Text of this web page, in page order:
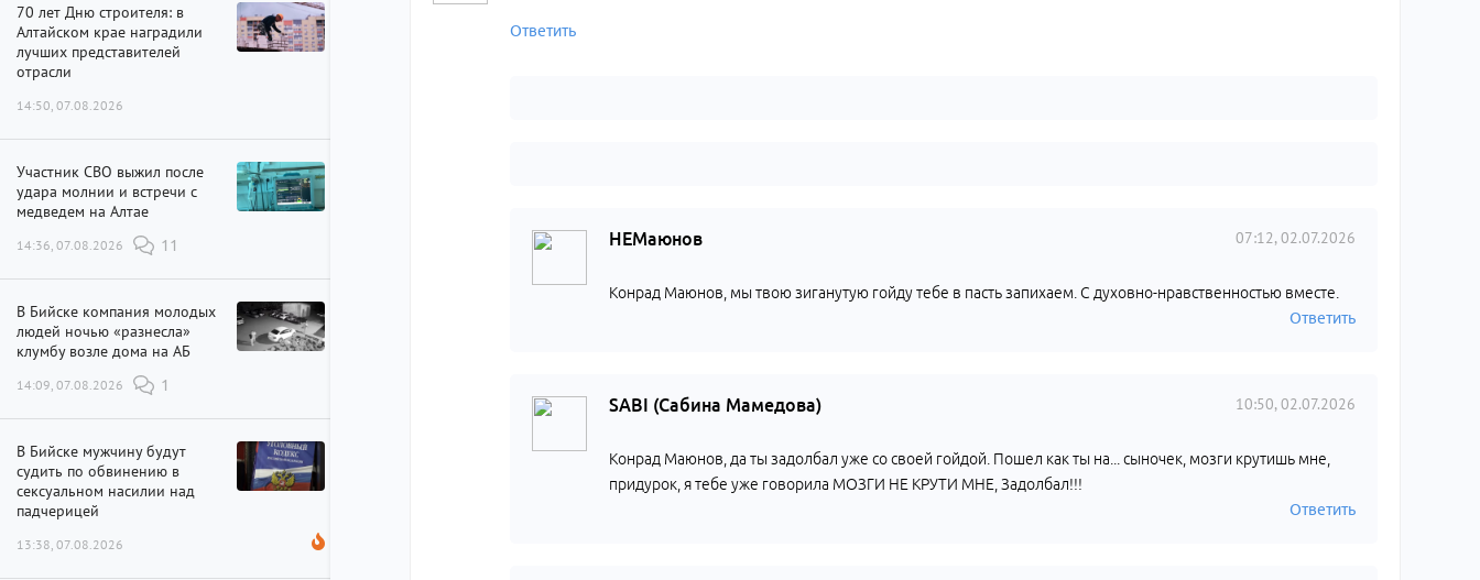
70 лет Дню строителя: в
Алтайском крае наградили
лучших представителей
отрасли
14:50, 07.08.2026
Участник СВО выжил после
удара молнии и встречи с
медведем на Алтае
14:36, 07.08.2026 11
В Бийске компания молодых
людей ночью «разнесла»
клумбу возле дома на АБ
14:09, 07.08.2026 1
В Бийске мужчину будут
судить по обвинению в
сексуальном насилии над
падчерицей
13:38, 07.08.2026
Ответить
НЕМаюнов 07:12, 02.07.2026
Конрад Маюнов, мы твою зиганутую гойду тебе в пасть запихаем. С духовно-нравственностью вместе.
Ответить
SABI (Сабина Мамедова) 10:50, 02.07.2026
Конрад Маюнов, да ты задолбал уже со своей гойдой. Пошел как ты на... сыночек, мозги крутишь мне,
придурок, я тебе уже говорила МОЗГИ НЕ КРУТИ МНЕ, Задолбал!!!
Ответить